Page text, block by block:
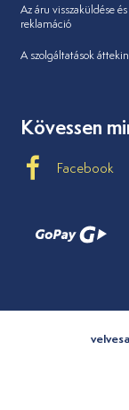
Az áru visszaküldése és
reklamáció
A szolgáltatások
Kövessen
Facebook